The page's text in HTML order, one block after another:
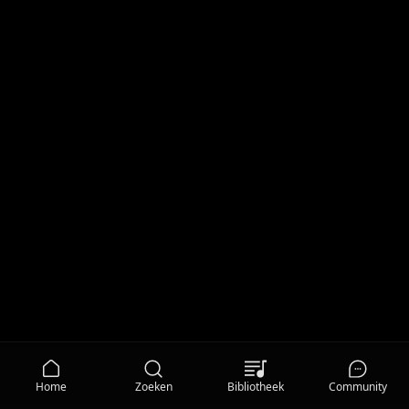
Home Zoeken Bibliotheek Community